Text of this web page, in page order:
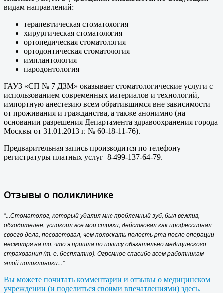
видам направлений:
терапевтическая стоматология
хирургическая стоматология
ортопедическая стоматология
ортодонтическая стоматология
имплантология
пародонтология
ГАУЗ «СП № 7 ДЗМ» оказывает стоматологические услуги с
использованием современных материалов и технологий,
импортную анестезию всем обратившимся вне зависимости
от проживания и гражданства, а также анонимно (на
основании разрешения Департамента здравоохранения города
Москвы от 31.01.2013 г. № 60-18-11-76).
Предварительная запись производится по телефону
регистратуры платных услуг 8-499-137-64-79.
Отзывы о поликлинике
"...Стоматолог, который удалил мне проблемный зуб, был вежлив,
обходителен, успокоил все мои страхи, действовал как профессионал
своего дела, посоветовал, чем полоскать полость рта после операции -
несмотря на то, что я пришла по полису обязательно медицинского
страхования (т. е. бесплатно). Огромное спасибо всем работникам
этой поликлиники..."
Вы можете почитать комментарии и отзывы о медицинском
учреждении (и поделиться своими впечатлениями) здесь.